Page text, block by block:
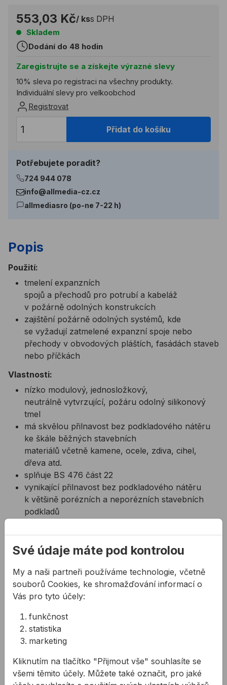
553,03 Kč/ kss DPH
Skladem
Dodání do 48 hodin
Zaregistrujte se a získejte výrazné slevy
10% sleva po registraci na všechny produkty.
Individuální slevy pro velkoobchod
Registrovat
Přidat do košíku
Potřebujete poradit?
724 944 078
info@allmedia-cz.cz
allmediasro (po-ne 7-22 h)
Popis
Použití:
tmelení expanzních
spojů a přechodů pro potrubí a kabeláž
v požárně odolných konstrukcích
zajištění požárně odolných systémů, kde
se vyžadují zatmelené expanzní spoje nebo
přechody v obvodových pláštích, fasádách staveb
nebo příčkách
Vlastnosti:
nízko modulový, jednosložkový,
neutrálně vytvrzující, požáru odolný silikonový
tmel
má skvělou přilnavost bez podkladového nátěru
ke škále běžných stavebních
materiálů včetně kamene, ocele, zdiva, cihel,
dřeva atd.
splňuje BS 476 část 22
vynikající přilnavost bez podkladového nátěru
k většině porézních a neporézních stavebních
podkladů
pružnost ± 50%
neutrální vytvrzování
bez obsahu halogenů
splňuje ISO 11600-F&G-25LM
může dosáhnout požární odolnost do 4 hodin
široce testovaný podle mnohých evropských
tvorba kůže do 1,5 hod.
vynikající odolnost vůči povětrnostním vlivům
včetně odolnosti vůči ozónu, UV
záření a teplotním extrémům
dlouhá životnost
CE značení podle ETAG 026
Své údaje máte pod kontrolou
My a naši partneři používáme technologie, včetně
souborů Cookies, ke shromažďování informací o
Vás pro tyto účely:
funkčnost
statistika
marketing
Kliknutím na tlačítko "Přijmout vše" souhlasíte se
všemi těmito účely. Můžete také označit, pro jaké